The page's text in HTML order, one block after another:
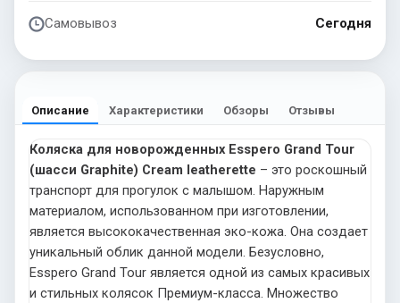
Самовывоз Сегодня
Описание Характеристики Обзоры Отзывы
Коляска для новорожденных Esspero Grand Tour
(шасси Graphite) Cream leatherette – это роскошный
транспорт для прогулок с малышом. Наружным
материалом, использованном при изготовлении,
является высококачественная эко-кожа. Она создает
уникальный облик данной модели. Безусловно,
Esspero Grand Tour является одной из самых красивых
и стильных колясок Премиум-класса. Множество